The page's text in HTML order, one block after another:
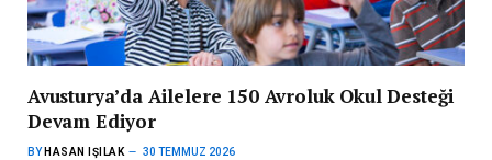
Avusturya’da Ailelere 150 Avroluk Okul Desteği
Devam Ediyor
BY HASAN IŞILAK 30 TEMMUZ 2026